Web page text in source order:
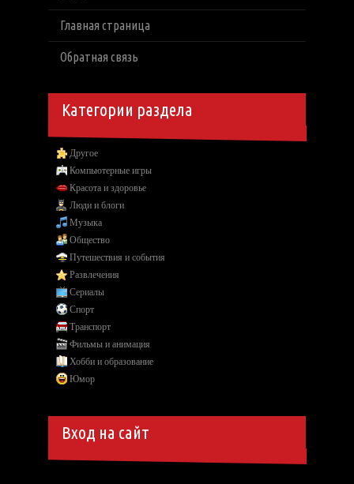
Главная страница
Обратная связь
Категории раздела
Другое
Компьютерные игры
Красота и здоровье
Люди и блоги
Музыка
Общество
Путешествия и события
Развлечения
Сериалы
Спорт
Транспорт
Фильмы и анимация
Хобби и образование
Юмор
Вход на сайт